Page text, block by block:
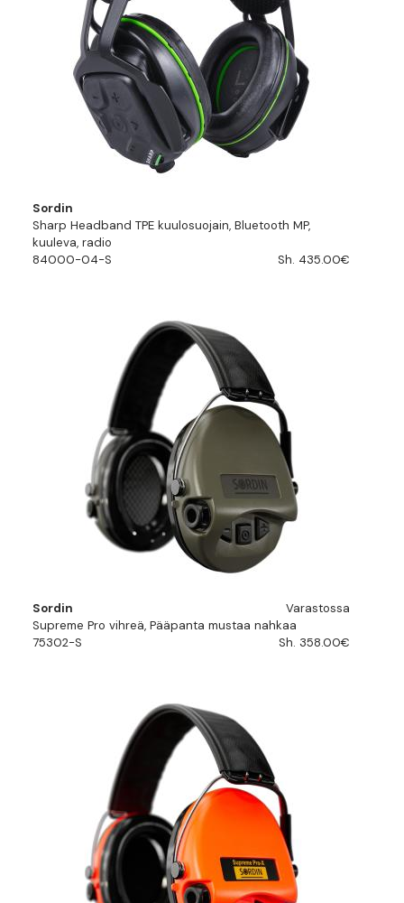
Sordin
Sharp Headband TPE kuulosuojain, Bluetooth MP,
kuuleva, radio
84000-04-S
Sh. 435.00€
Sordin
Varastossa
Supreme Pro vihreä, Pääpanta mustaa nahkaa
75302-S
Sh. 358.00€